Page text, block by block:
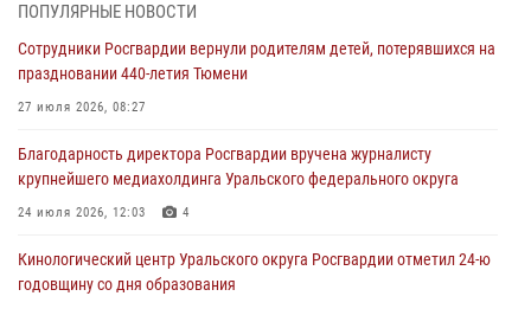
масштабных спортивных событий на Урале
05 августа 2026, 05:22
виновника ДТП
05 августа 2026, 05:15
труженицу тыла из Тюмени
04 августа 2026, 11:07
ПОПУЛЯРНЫЕ НОВОСТИ
Сотрудники Росгвардии вернули родителям детей, потерявшихся на
праздновании 440-летия Тюмени
27 июля 2026, 08:27
Благодарность директора Росгвардии вручена журналисту
крупнейшего медиахолдинга Уральского федерального округа
24 июля 2026, 12:03 4
Кинологический центр Уральского округа Росгвардии отметил 24-ю
годовщину со дня образования